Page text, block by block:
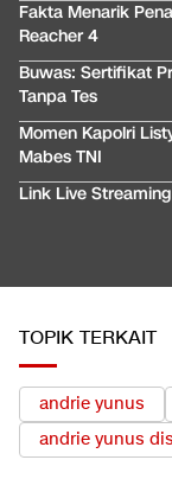
Fakta Menarik
Reacher 4
Buwas: Sertifikat
Tanpa Tes
Momen Kapolri
Mabes TNI
Link Live
TOPIK TERKAIT
andrie yunus
andrie yunus